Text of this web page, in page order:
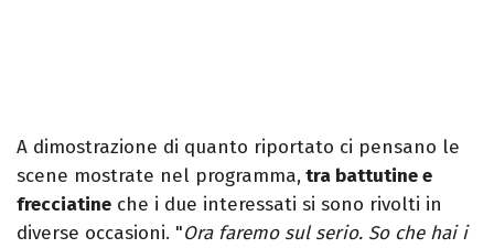
A dimostrazione di quanto riportato ci pensano le
scene mostrate nel programma, tra battutine e
frecciatine che i due interessati si sono rivolti in
diverse occasioni. "Ora faremo sul serio. So che hai i